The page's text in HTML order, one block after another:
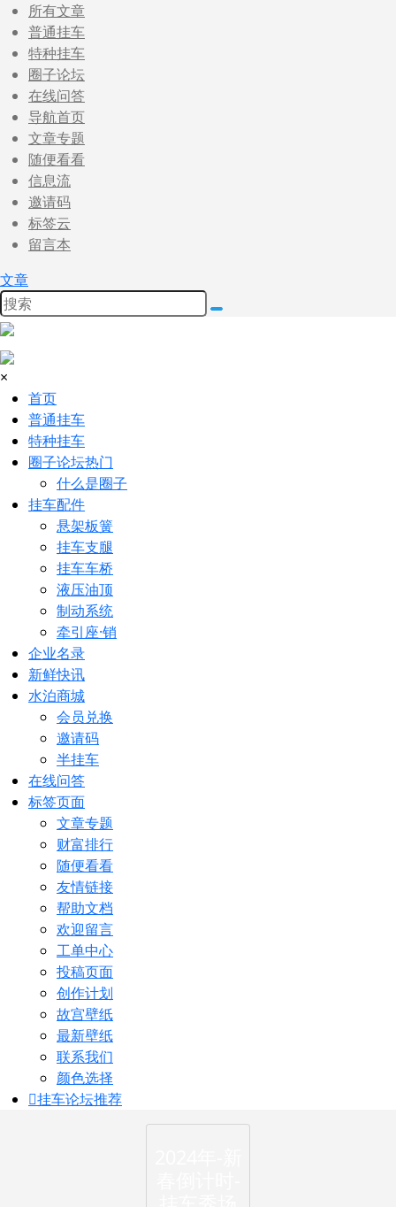
所有文章
普通挂车
特种挂车
圈子论坛
在线问答
导航首页
文章专题
随便看看
信息流
邀请码
标签云
留言本
文章
×
首页
普通挂车
特种挂车
圈子论坛热门
什么是圈子
挂车配件
悬架板簧
挂车支腿
挂车车桥
液压油顶
制动系统
牵引座·销
企业名录
新鲜快讯
水泊商城
会员兑换
邀请码
半挂车
在线问答
标签页面
文章专题
财富排行
随便看看
友情链接
帮助文档
欢迎留言
工单中心
投稿页面
创作计划
故宫壁纸
最新壁纸
联系我们
颜色选择
挂车论坛推荐